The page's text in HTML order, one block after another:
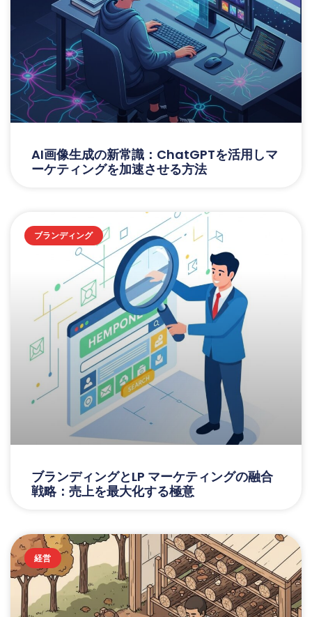
AI画像生成の新常識：ChatGPTを活用しマ
ーケティングを加速させる方法
ブランディング
ブランディングとLP マーケティングの融合
戦略：売上を最大化する極意
経営